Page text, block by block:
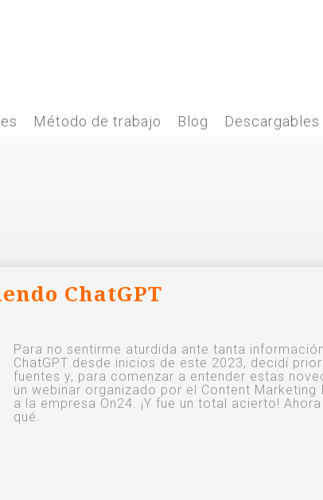
Método de trabajo Blog
ChatGPT
Para no sentirme aturdida ante tanta
ChatGPT desde inicios de este 2023, decidí
fuentes y, para comenzar a entender estas
un webinar organizado por el Content Marketing
a la empresa On24. ¡Y fue un total acierto!
qué.